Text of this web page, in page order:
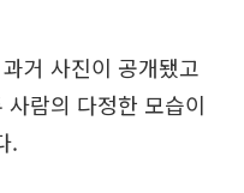
거 사진이 공개됐고
람의 다정한 모습이
.